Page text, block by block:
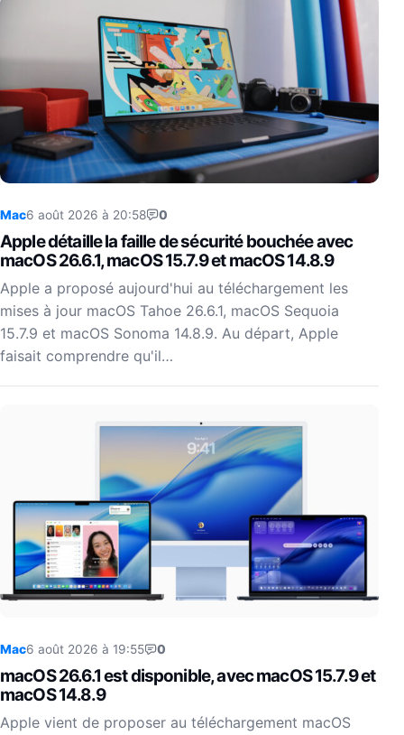
Mac6 août 2026 à 20:58 0
Apple détaille la faille de sécurité bouchée avec
macOS 26.6.1, macOS 15.7.9 et macOS 14.8.9
Apple a proposé aujourd'hui au téléchargement les
mises à jour macOS Tahoe 26.6.1, macOS Sequoia
15.7.9 et macOS Sonoma 14.8.9. Au départ, Apple
faisait comprendre qu'il…
Mac6 août 2026 à 19:55 0
macOS 26.6.1 est disponible, avec macOS 15.7.9 et
macOS 14.8.9
Apple vient de proposer au téléchargement macOS